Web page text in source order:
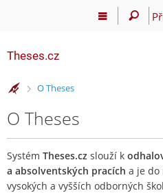
Theses.cz
>
O Theses
O Theses
Systém Theses.cz slouží k
a absolventských pracích a je do
vysokých a vyšších odborných